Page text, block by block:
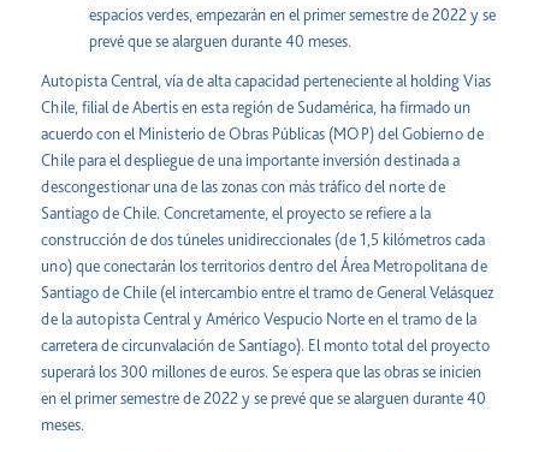
espacios verdes, empezarán en el primer semestre de 2022 y se
prevé que se alarguen durante 40 meses.
Autopista Central, vía de alta capacidad perteneciente al holding Vias
Chile, filial de Abertis en esta región de Sudamérica, ha firmado un
acuerdo con el Ministerio de Obras Públicas (MOP) del Gobierno de
Chile para el despliegue de una importante inversión destinada a
descongestionar una de las zonas con más tráfico del norte de
Santiago de Chile. Concretamente, el proyecto se refiere a la
construcción de dos túneles unidireccionales (de 1,5 kilómetros cada
uno) que conectarán los territorios dentro del Área Metropolitana de
Santiago de Chile (el intercambio entre el tramo de General Velásquez
de la autopista Central y Américo Vespucio Norte en el tramo de la
carretera de circunvalación de Santiago). El monto total del proyecto
superará los 300 millones de euros. Se espera que las obras se inicien
en el primer semestre de 2022 y se prevé que se alarguen durante 40
meses.